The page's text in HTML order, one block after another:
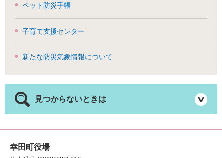
ペット防災手帳
子育て支援センター
新たな防災気象情報について
見つからないときは
幸田町役場